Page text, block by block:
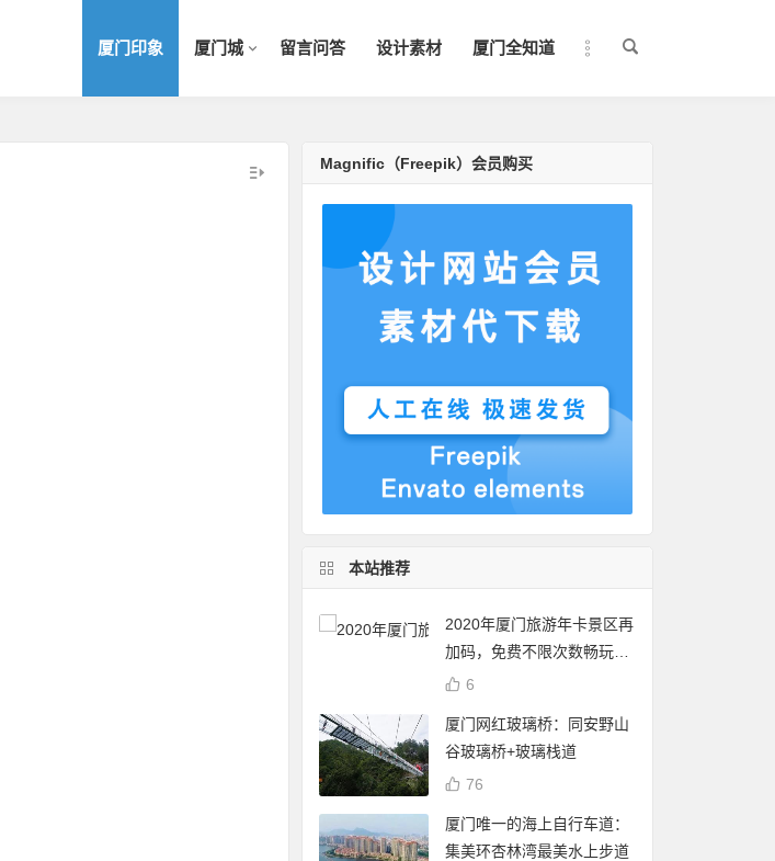
厦门印象 厦门城 留言问答 设计素材 厦门全知道
Magnific（Freepik）会员购买
本站推荐
2020年厦门旅游年卡景区再
加码，免费不限次数畅玩24
个景点
6
厦门网红玻璃桥：同安野山
谷玻璃桥+玻璃栈道
76
厦门唯一的海上自行车道：
集美环杏林湾最美水上步道